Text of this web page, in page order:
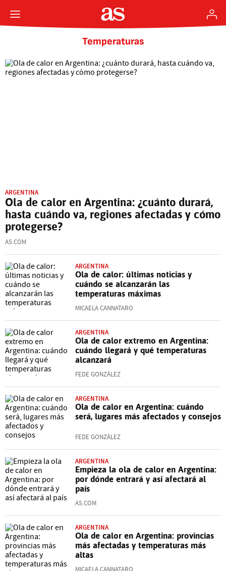
Temperaturas
ARGENTINA
Ola de calor en Argentina: ¿cuánto durará,
hasta cuándo va, regiones afectadas y cómo
protegerse?
AS.COM
ARGENTINA
Ola de calor: últimas noticias y
cuándo se alcanzarán las
temperaturas máximas
MICAELA CANNATARO
ARGENTINA
Ola de calor extremo en Argentina:
cuándo llegará y qué temperaturas
alcanzará
FEDE GONZÁLEZ
ARGENTINA
Ola de calor en Argentina: cuándo
será, lugares más afectados y consejos
FEDE GONZÁLEZ
ARGENTINA
Empieza la ola de calor en Argentina:
por dónde entrará y así afectará al
país
AS.COM
ARGENTINA
Ola de calor en Argentina: provincias
más afectadas y temperaturas más
altas
MICAELA CANNATARO